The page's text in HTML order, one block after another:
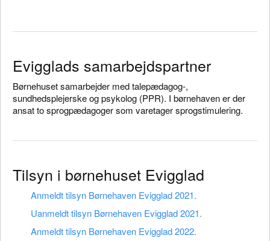
Evigglads samarbejdspartner
Børnehuset samarbejder med talepædagog-,
sundhedsplejerske og psykolog (PPR). I børnehaven er der
ansat to sprogpædagoger som varetager sprogstimulering.
Tilsyn i børnehuset Evigglad
Anmeldt tilsyn Børnehaven Evigglad 2021.
Uanmeldt tilsyn Børnehaven Evigglad 2021.
Anmeldt tilsyn Børnehaven Evigglad 2022.